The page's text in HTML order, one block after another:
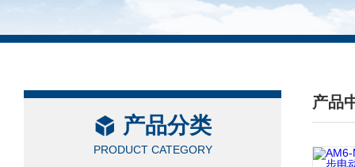
产品分类
PRODUCT CATEGORY
产品
/